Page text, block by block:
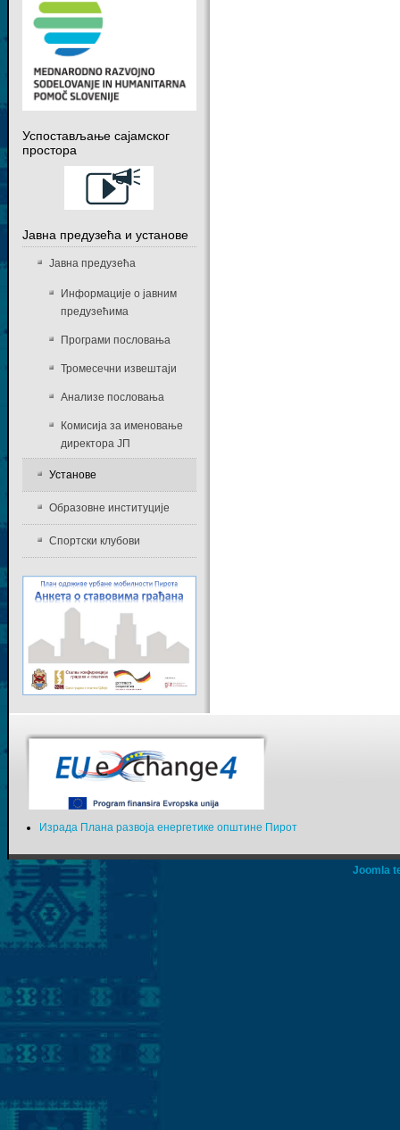
Успостављање сајамског
простора
Јавна предузећа и установе
Јавна предузећа
Информације о јавним
предузећима
Програми пословања
Тромесечни извештаји
Анализе пословања
Комисија за именовање
директора ЈП
Установе
Образовне институције
Спортски клубови
Израда Плана развоја енергетике општине Пирот
Joomla